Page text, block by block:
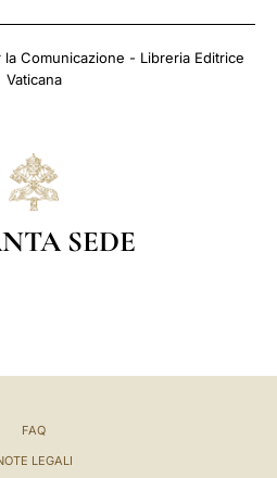
Comunicazione - Libreria Editrice
Vaticana
SEDE
FAQ
LEGALI